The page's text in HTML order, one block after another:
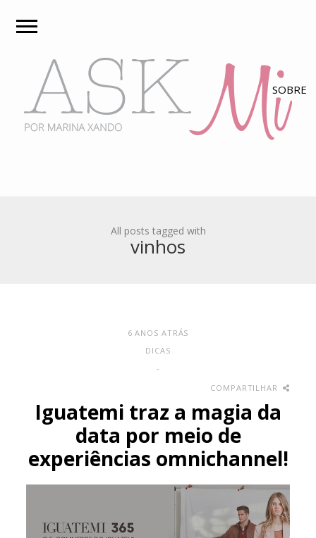
All posts tagged with
vinhos
6 ANOS ATRÁS
DICAS
-
COMPARTILHAR
Iguatemi traz a magia da
data por meio de
experiências omnichannel!